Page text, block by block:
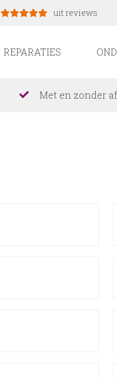
uit reviews
REPARATIES
Met en zonder